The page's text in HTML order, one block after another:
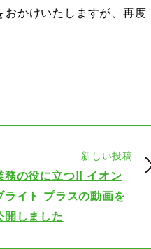
おかけいたしますが、再度
新しい投稿
務の役に立つ!! イオン
ライト プラスの動画を
開しました